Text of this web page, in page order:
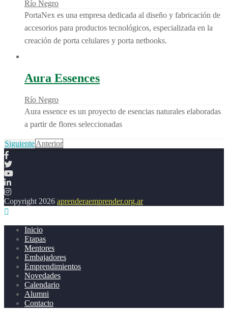
Río Negro
PortaNex es una empresa dedicada al diseño y fabricación de
accesorios para productos tecnológicos, especializada en la
creación de porta celulares y porta netbooks.
Aura Essences
Río Negro
Aura essence es un proyecto de esencias naturales elaboradas
a partir de flores seleccionadas
SiguienteAnterior
Copyright 2026 aprenderaemprender.org.ar
Inicio
Etapas
Mentores
Embajadores
Emprendimientos
Novedades
Calendario
Alumni
Contacto